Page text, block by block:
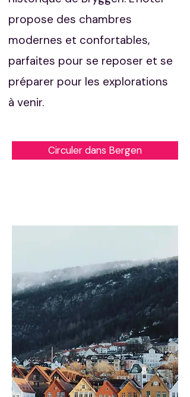
propose des chambres
modernes et confortables,
parfaites pour se reposer et se
préparer pour les explorations
à venir.
Circuler dans Bergen